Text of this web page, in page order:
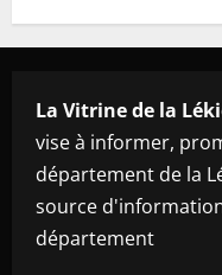
La Vitrine de la
vise à informer,
département de la
source
département